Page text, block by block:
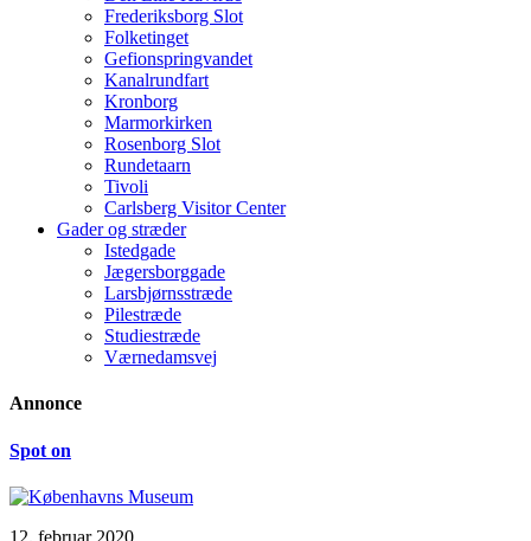
Frederiksborg Slot
Folketinget
Gefionspringvandet
Kanalrundfart
Kronborg
Marmorkirken
Rosenborg Slot
Rundetaarn
Tivoli
Carlsberg Visitor Center
Gader og stræder
Istedgade
Jægersborggade
Larsbjørnsstræde
Pilestræde
Studiestræde
Værnedamsvej
Annonce
Spot on
12. februar 2020